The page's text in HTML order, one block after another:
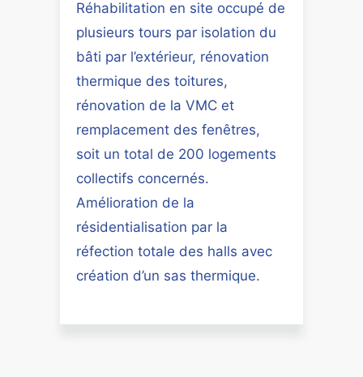
Réhabilitation en site occupé de
plusieurs tours par isolation du
bâti par l’extérieur, rénovation
thermique des toitures,
rénovation de la VMC et
remplacement des fenêtres,
soit un total de 200 logements
collectifs concernés.
Amélioration de la
résidentialisation par la
réfection totale des halls avec
création d’un sas thermique.